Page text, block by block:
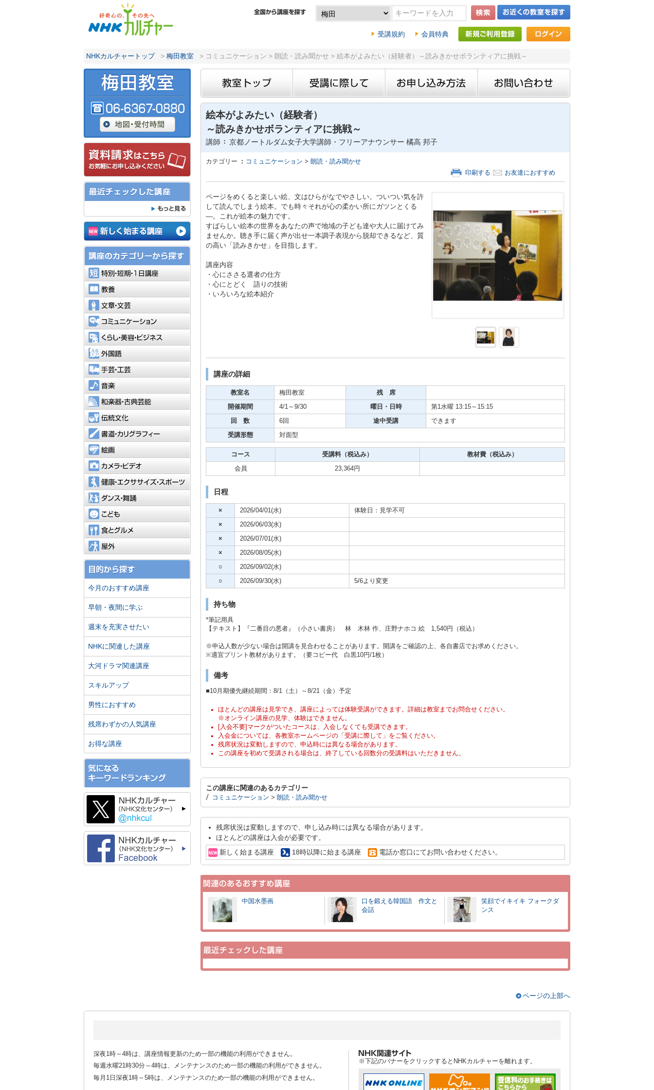
受講規約 会員特典
NHKカルチャートップ > 梅田教室 > コミュニケーション > 朗読・読み聞かせ > 絵本がよみたい（経験者）～読みきかせボランティアに挑戦～
絵本がよみたい（経験者）
～読みきかせボランティアに挑戦～
講師 京都ノートルダム女子大学講師・フリーアナウンサー 橘高 邦子
カテゴリー コミュニケーション > 朗読・読み聞かせ
印刷する
お友達におすすめ
ページをめくると楽しい絵、文はひらがなでやさしい。ついつい気を許
して読んでしまう絵本。でも時々それが心の柔かい所にガツンとくる
―。これが絵本の魅力です。
すばらしい絵本の世界をあなたの声で地域の子ども達や大人に届けてみ
ませんか。聴き手に届く声が出せ一本調子表現から脱却できるなど、質
の高い「読みきかせ」を目指します。
講座内容
・心にささる選者の仕方
・心にとどく 語りの技術
・いろいろな絵本紹介
講座の詳細
教室名 梅田教室 残 席
開催期間 4/1～9/30 曜日・日時 第1水曜 13:15～15:15
回 数 6回 途中受講 できます
受講形態 対面型
コース 受講料（税込み） 教材費（税込み）
会員 23,364円
日程
× 2026/04/01(水) 体験日：見学不可
× 2026/06/03(水)
× 2026/07/01(水)
× 2026/08/05(水)
○ 2026/09/02(水)
○ 2026/09/30(水) 5/6より変更
持ち物
*筆記用具
【テキスト】『二番目の悪者』（小さい書房） 林 木林 作、庄野ナホコ 絵 1,540円（税込）
※申込人数が少ない場合は開講を見合わせることがあります。開講をご確認の上、各自書店でお求めください。
※適宜プリント教材があります。（要コピー代 白黒10円/1枚）
備考
■10月期優先継続期間：8/1（土）～8/21（金）予定
ほとんどの講座は見学でき、講座によっては体験受講ができます。詳細は教室までお問合せください。
※オンライン講座の見学、体験はできません。
[入会不要]マークがついたコースは、入会しなくても受講できます。
入会金については、各教室ホームページの「受講に際して」をご覧ください。
残席状況は変動しますので、申込時には異なる場合があります。
この講座を初めて受講される場合は、終了している回数分の受講料はいただきません。
この講座に関連のあるカテゴリー
コミュニケーション > 朗読・読み聞かせ
残席状況は変動しますので、申し込み時には異なる場合があります。
ほとんどの講座は入会が必要です。
新しく始まる講座
18時以降に始まる講座 電話か窓口にてお問い合わせください。
中国水墨画
口を鍛える韓国語 作文と
会話
笑顔でイキイキ フォークダ
ンス
特別・短期・1日講座
手芸・工芸
和楽器・古典芸能
伝統文化
書道・カリグラフィー
カメラ・ビデオ
ダンス・舞踊
食とグルメ
今月のおすすめ講座
早朝・夜間に学ぶ
週末を充実させたい
NHKに関連した講座
大河ドラマ関連講座
スキルアップ
男性におすすめ
残席わずかの人気講座
お得な講座
ページの上部へ
深夜1時～4時は、講座情報更新のため一部の機能の利用ができません。
毎週水曜21時30分～4時は、メンテナンスのため一部の機能の利用ができません。
毎月1日深夜1時～5時は、メンテナンスのため一部の機能の利用ができません。
※下記のバナーをクリックするとNHKカルチャーを離れます。